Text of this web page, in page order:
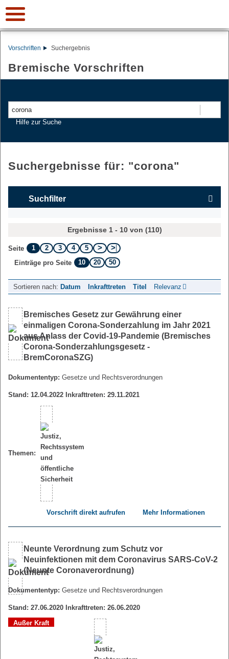
Vorschriften Suchergebnis
Bremische Vorschriften
Hilfe zur Suche
Suchergebnisse für: "corona"
Suchfilter
Ergebnisse 1 - 10 von (110)
Seite 1 2 3 4
5
Einträge pro Seite
10 20 50
Sortieren nach: Datum Inkrafttreten Titel Relevanz
Bremisches Gesetz zur Gewährung einer
einmaligen Corona-Sonderzahlung im Jahr 2021
aus Anlass der Covid-19-Pandemie (Bremisches
Corona-Sonderzahlungsgesetz -
BremCoronaSZG)
Dokumententyp: Gesetze und Rechtsverordnungen
Stand: 12.04.2022 Inkrafttreten: 29.11.2021
Themen:
Vorschrift direkt aufrufen Mehr Informationen
Neunte Verordnung zum Schutz vor
Neuinfektionen mit dem Coronavirus SARS-CoV-2
(Neunte Coronaverordnung)
Dokumententyp: Gesetze und Rechtsverordnungen
Stand: 27.06.2020 Inkrafttreten: 26.06.2020
Außer Kraft